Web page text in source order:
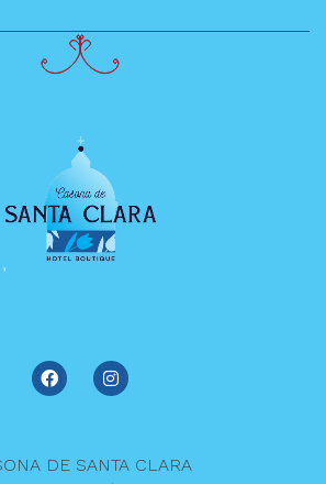
DE SANTA CLARA